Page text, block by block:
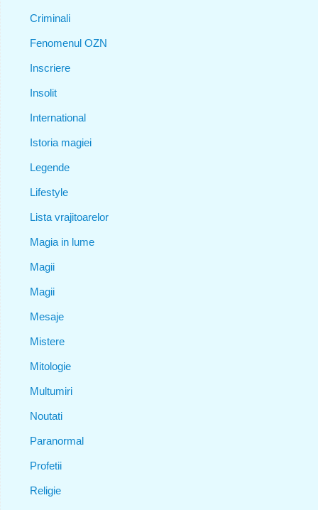
Criminali
Fenomenul OZN
Inscriere
Insolit
International
Istoria magiei
Legende
Lifestyle
Lista vrajitoarelor
Magia in lume
Magii
Magii
Mesaje
Mistere
Mitologie
Multumiri
Noutati
Paranormal
Profetii
Religie